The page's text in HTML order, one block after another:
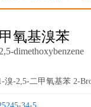
氧基溴苯
dimethoxybenzene
溴-2,5-二甲氧基苯 2-